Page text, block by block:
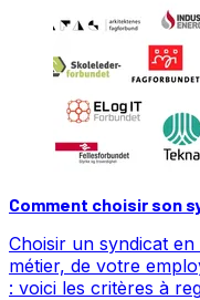
Comment choisir son
Choisir un syndicat
métier, de votre
: voici les critères à